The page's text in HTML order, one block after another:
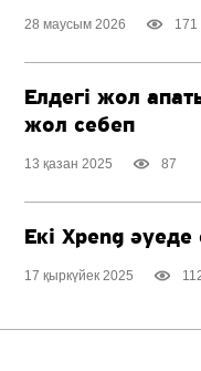
28 маусым 2026 171
Елдегі жол
жол себеп
13 қазан 2025 87
Екі Xpeng
17 қыркүйек 2025